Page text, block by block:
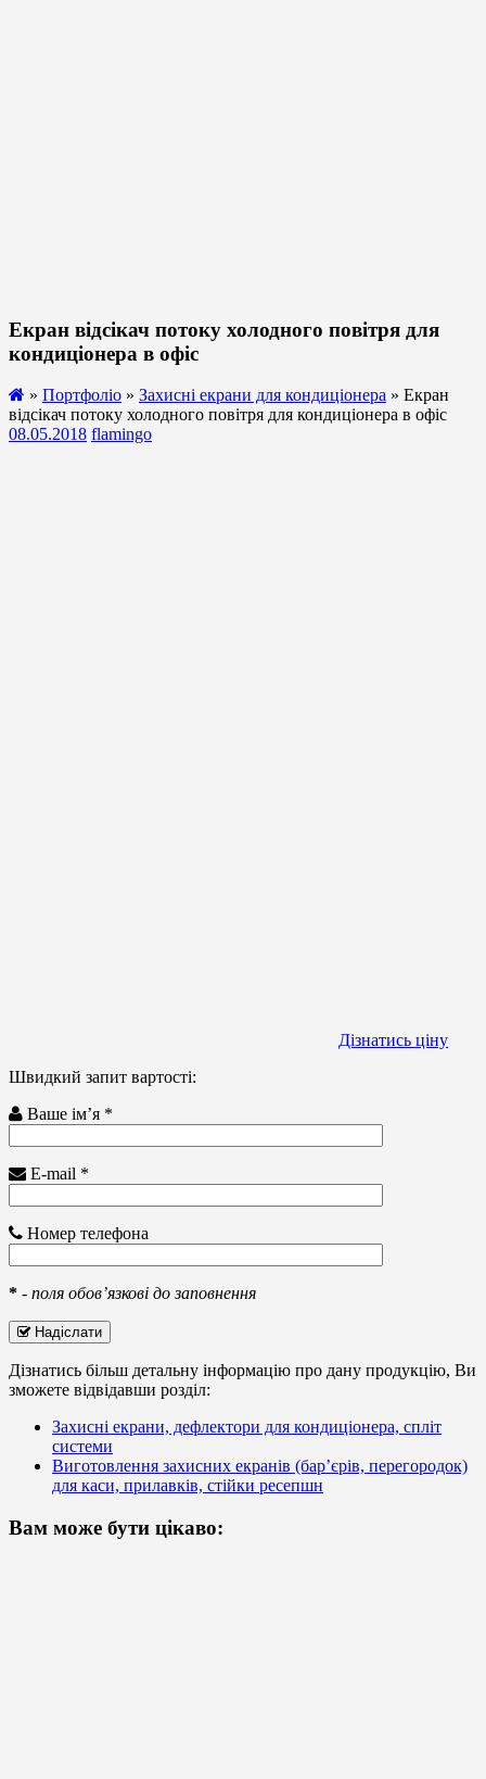
Екран відсікач потоку холодного повітря для
кондиціонера в офіс
» Портфоліо » Захисні екрани для кондиціонера » Екран
відсікач потоку холодного повітря для кондиціонера в офіс
08.05.2018 flamingo
Дізнатись ціну
Швидкий запит вартості:
Ваше ім’я *
E-mail *
Номер телефона
* - поля обов’язкові до заповнення
Надіслати
Дізнатись більш детальну інформацію про дану продукцію, Ви
зможете відвідавши розділ:
Захисні екрани, дефлектори для кондиціонера, спліт
системи
Виготовлення захисних екранів (бар’єрів, перегородок)
для каси, прилавків, стійки ресепшн
Вам може бути цікаво: